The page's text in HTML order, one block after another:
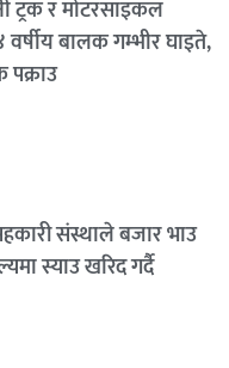
ट्रक र मोटरसाइकल
वर्षीय बालक गम्भीर घाइते,
संस्थाले बजार भाउ
स्याउ खरिद गर्दै